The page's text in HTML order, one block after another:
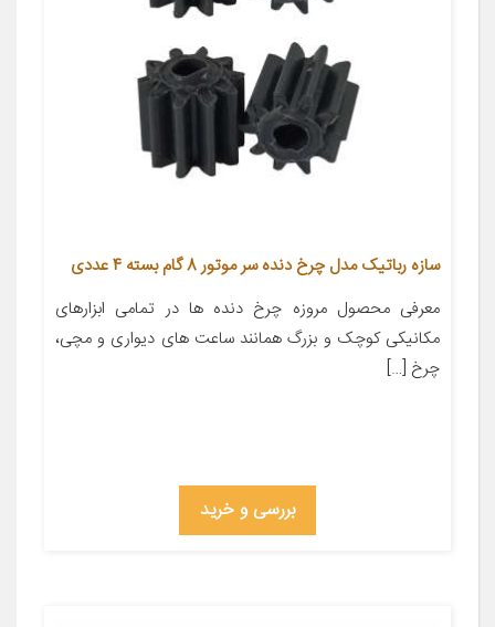
سازه رباتیک مدل چرخ دنده سر موتور 8 گام بسته 4 عددی
معرفی محصول مروزه چرخ دنده ها در تمامی ابزارهای
مکانیکی کوچک و بزرگ همانند ساعت های دیواری و مچی،
چرخ […]
بررسی و خرید